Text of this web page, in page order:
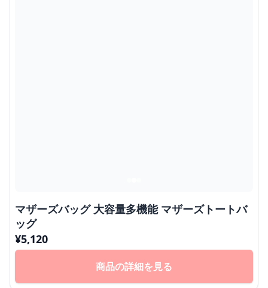
マザーズバッグ 大容量多機能 マザーズトートバ
ッグ
¥5,120
商品の詳細を見る